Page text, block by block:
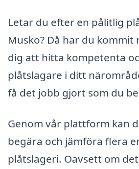
Letar du efter en pålitlig
Muskö? Då har du kommit
dig att hitta kompetenta
plåtslagare i ditt
få det jobb gjort som du
Genom vår plattform kan
begära och jämföra flera
plåtslageri. Oavsett om